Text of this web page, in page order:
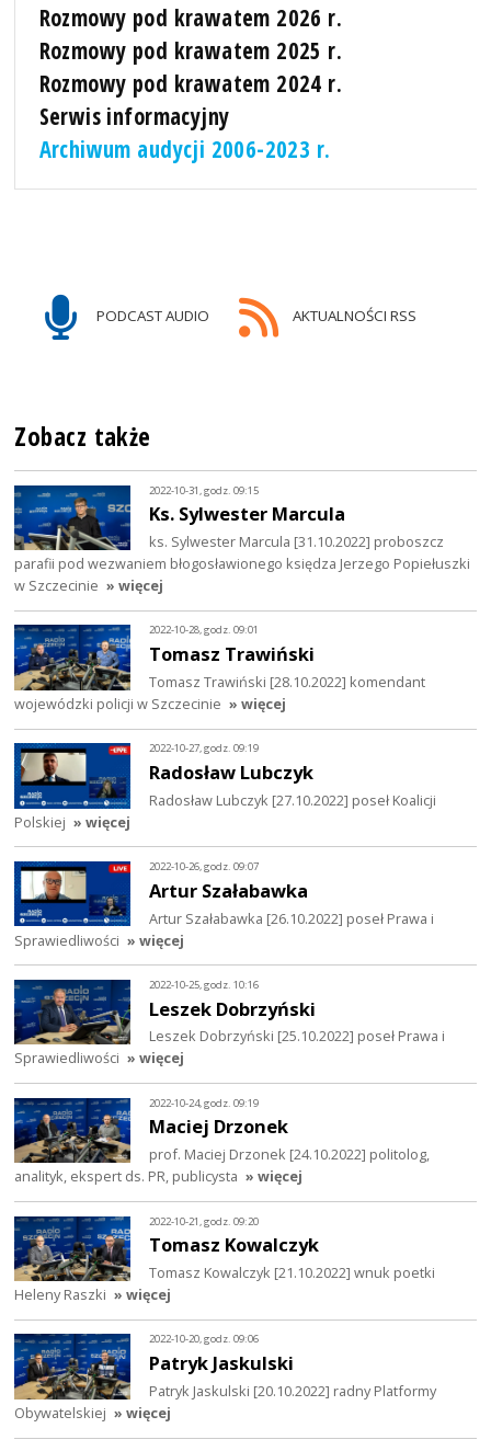
Rozmowy pod krawatem 2026 r.
Rozmowy pod krawatem 2025 r.
Rozmowy pod krawatem 2024 r.
Serwis informacyjny
Archiwum audycji 2006-2023 r.
PODCAST AUDIO AKTUALNOŚCI RSS
Zobacz także
2022-10-31, godz. 09:15
Ks. Sylwester Marcula
ks. Sylwester Marcula [31.10.2022] proboszcz
parafii pod wezwaniem błogosławionego księdza Jerzego Popiełuszki
w Szczecinie » więcej
2022-10-28, godz. 09:01
Tomasz Trawiński
Tomasz Trawiński [28.10.2022] komendant
wojewódzki policji w Szczecinie » więcej
2022-10-27, godz. 09:19
Radosław Lubczyk
Radosław Lubczyk [27.10.2022] poseł Koalicji
Polskiej » więcej
2022-10-26, godz. 09:07
Artur Szałabawka
Artur Szałabawka [26.10.2022] poseł Prawa i
Sprawiedliwości » więcej
2022-10-25, godz. 10:16
Leszek Dobrzyński
Leszek Dobrzyński [25.10.2022] poseł Prawa i
Sprawiedliwości » więcej
2022-10-24, godz. 09:19
Maciej Drzonek
prof. Maciej Drzonek [24.10.2022] politolog,
analityk, ekspert ds. PR, publicysta » więcej
2022-10-21, godz. 09:20
Tomasz Kowalczyk
Tomasz Kowalczyk [21.10.2022] wnuk poetki
Heleny Raszki » więcej
2022-10-20, godz. 09:06
Patryk Jaskulski
Patryk Jaskulski [20.10.2022] radny Platformy
Obywatelskiej » więcej